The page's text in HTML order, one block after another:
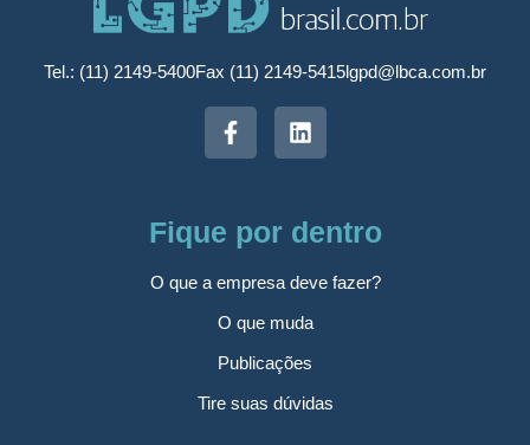
Tel.: (11) 2149-5400Fax (11) 2149-5415lgpd@lbca.com.br
Fique por dentro
O que a empresa deve fazer?
O que muda
Publicações
Tire suas dúvidas